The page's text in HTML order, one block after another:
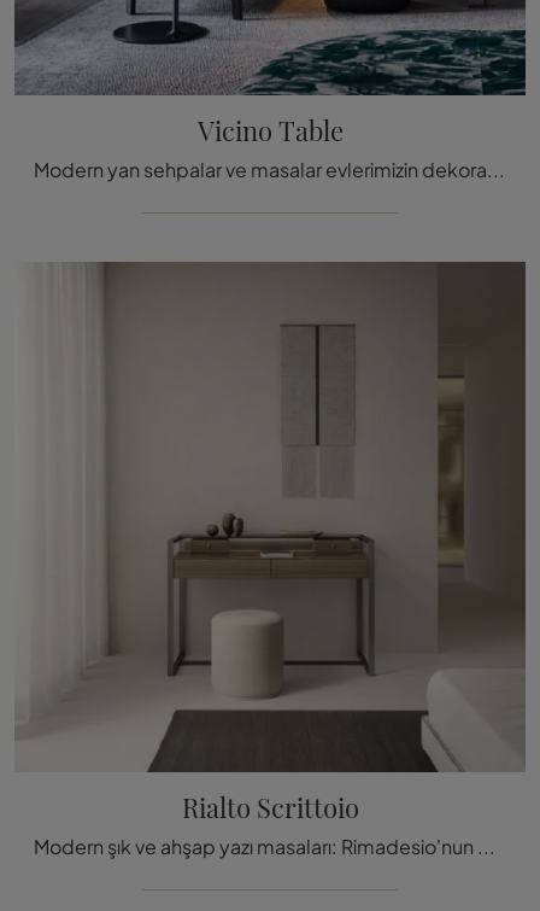
Vicino Table
Modern yan sehpalar ve masalar evlerimizin dekorasyonuna büyük değer katar ve güzel görünmelerinin yanı sıra çok yönlüdürler.
Rialto Scrittoio
Modern şık ve ahşap yazı masaları: Rimadesio'nun Rialto Yazı Masası modeli hakkında daha fazla bilgi edinin ve mekanlarınız